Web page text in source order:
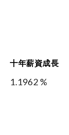
十年薪資成長
1.1962 %